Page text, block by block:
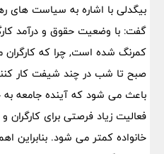
بیگدلی با اشاره به سیاست های
گفت: با وضعیت حقوق و درآمد
کمرنگ شده است, چرا که کارگران
صبح تا شب در چند شیفت کار کنند
باعث می شود که آینده جامعه به
فعالیت زیاد فرصتی برای کارگران
خانواده کمتر می شود.